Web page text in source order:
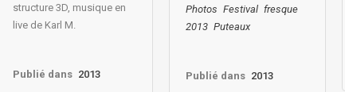
Photos Festival fresque
2013 Puteaux
Publié dans 2013
structure 3D, musique en
live de Karl M.
Publié dans 2013